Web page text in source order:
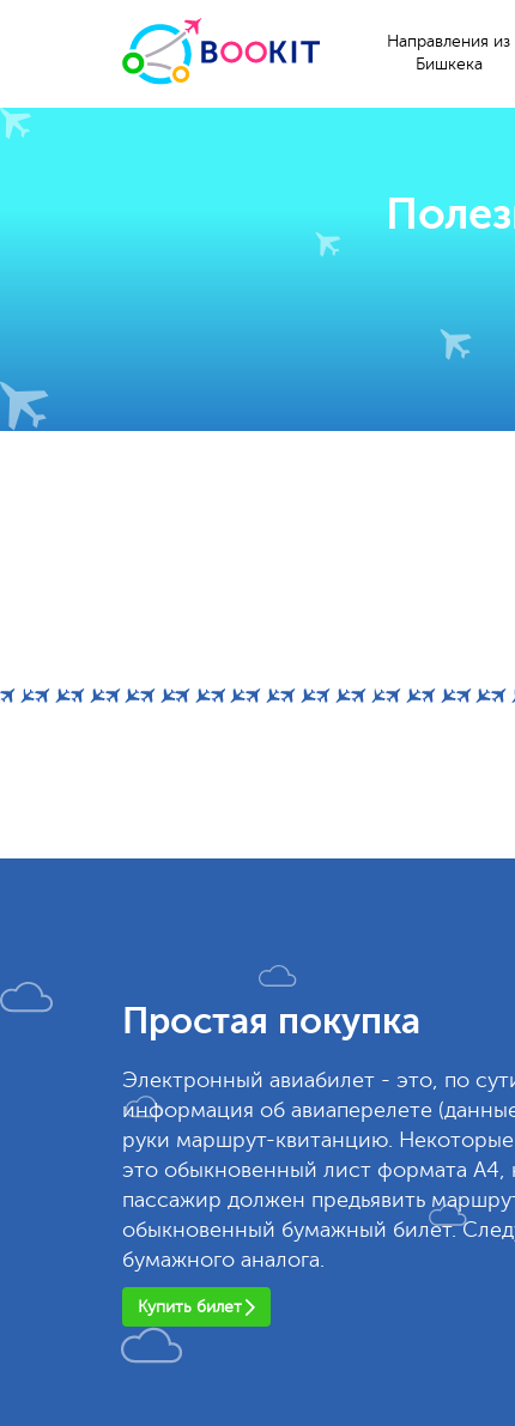
Направления из
Бишкека
Простая покупка
Электронный авиабилет - это, по
информация об авиаперелете
руки маршрут-квитанцию.
это обыкновенный лист формата А4,
пассажир должен предьявить
обыкновенный бумажный билет.
бумажного аналога.
Купить билет